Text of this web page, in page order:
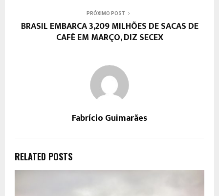
PRÓXIMO POST
BRASIL EMBARCA 3,209 MILHÕES DE SACAS DE
CAFÉ EM MARÇO, DIZ SECEX
Fabrício Guimarães
RELATED POSTS